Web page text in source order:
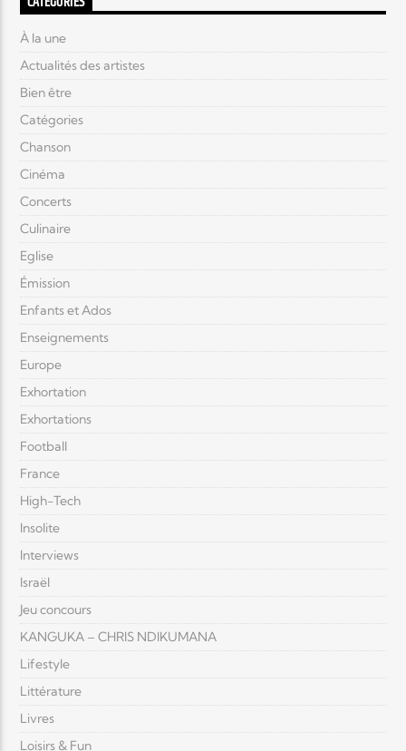
À la une
Actualités des artistes
Bien être
Catégories
Chanson
Cinéma
Concerts
Culinaire
Eglise
Émission
Enfants et Ados
Enseignements
Europe
Exhortation
Exhortations
Football
France
High-Tech
Insolite
Interviews
Israël
Jeu concours
KANGUKA – CHRIS NDIKUMANA
Lifestyle
Littérature
Livres
Loisirs & Fun